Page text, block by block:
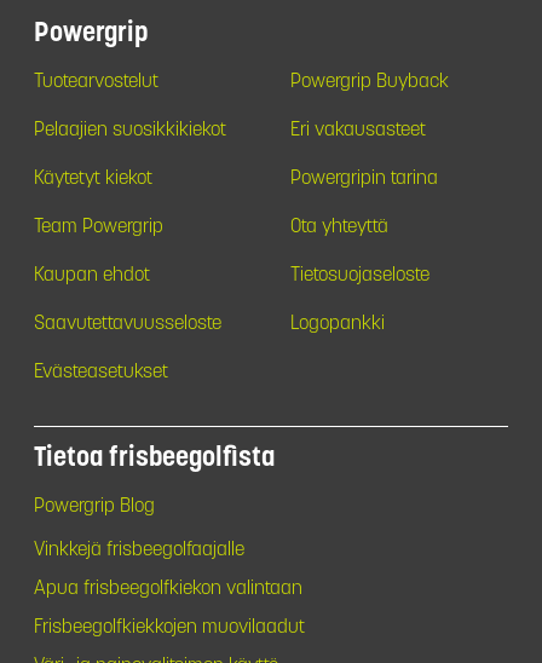
Powergrip
Tuotearvostelut Powergrip Buyback
Pelaajien suosikkikiekot Eri vakausasteet
Käytetyt kiekot Powergripin tarina
Team Powergrip Ota yhteyttä
Kaupan ehdot Tietosuojaseloste
Saavutettavuusseloste Logopankki
Evästeasetukset
Tietoa frisbeegolfista
Powergrip Blog
Vinkkejä frisbeegolfaajalle
Apua frisbeegolfkiekon valintaan
Frisbeegolfkiekkojen muovilaadut